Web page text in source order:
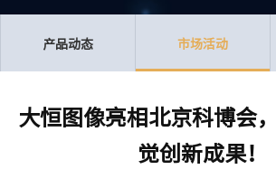
产品动态 市场活动
大恒图像亮相北京科博会
觉创新成果！